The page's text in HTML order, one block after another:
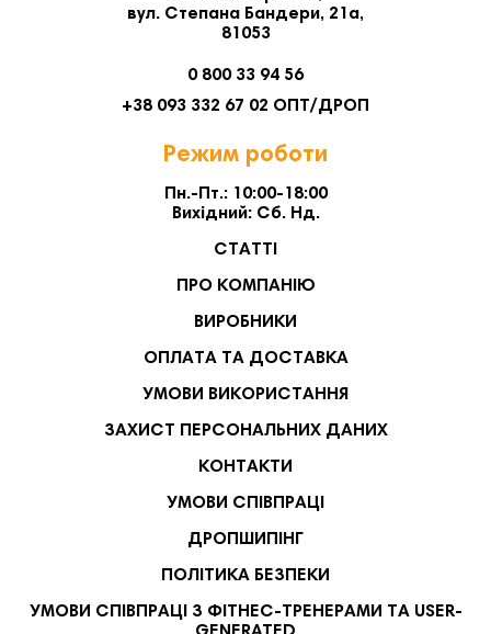
вул. Степана Бандери, 21а,
81053
0 800 33 94 56
+38 093 332 67 02 ОПТ/ДРОП
Режим роботи
Пн.-Пт.: 10:00-18:00
Вихідний: Сб. Нд.
СТАТТІ
ПРО КОМПАНІЮ
ВИРОБНИКИ
ОПЛАТА ТА ДОСТАВКА
УМОВИ ВИКОРИСТАННЯ
ЗАХИСТ ПЕРСОНАЛЬНИХ ДАНИХ
КОНТАКТИ
УМОВИ СПІВПРАЦІ
ДРОПШИПІНГ
ПОЛІТИКА БЕЗПЕКИ
УМОВИ СПІВПРАЦІ З ФІТНЕС-ТРЕНЕРАМИ ТА USER-